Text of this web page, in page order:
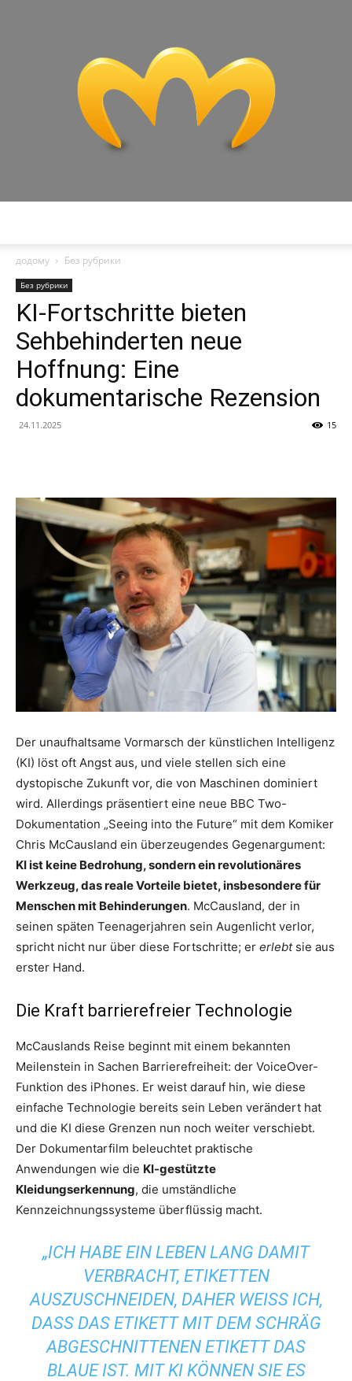
додому
Без рубрики
Без рубрики
KI-Fortschritte bieten
Sehbehinderten neue
Hoffnung: Eine
dokumentarische Rezension
24.11.2025 15
Der unaufhaltsame Vormarsch der künstlichen Intelligenz
(KI) löst oft Angst aus, und viele stellen sich eine
dystopische Zukunft vor, die von Maschinen dominiert
wird. Allerdings präsentiert eine neue BBC Two-
Dokumentation „Seeing into the Future“ mit dem Komiker
Chris McCausland ein überzeugendes Gegenargument:
KI ist keine Bedrohung, sondern ein revolutionäres
Werkzeug, das reale Vorteile bietet, insbesondere für
Menschen mit Behinderungen. McCausland, der in
seinen späten Teenagerjahren sein Augenlicht verlor,
spricht nicht nur über diese Fortschritte; er erlebtsie aus
erster Hand.
Die Kraft barrierefreier Technologie
McCauslands Reise beginnt mit einem bekannten
Meilenstein in Sachen Barrierefreiheit: der VoiceOver-
Funktion des iPhones. Er weist darauf hin, wie diese
einfache Technologie bereits sein Leben verändert hat
und die KI diese Grenzen nun noch weiter verschiebt.
Der Dokumentarfilm beleuchtet praktische
Anwendungen wie die KI-gestützte
Kleidungserkennung, die umständliche
Kennzeichnungssysteme überflüssig macht.
„ICH HABE EIN LEBEN LANG DAMIT
VERBRACHT, ETIKETTEN
AUSZUSCHNEIDEN, DAHER WEISS ICH, D
ASS DAS ETIKETT MIT DEM SCHRÄG A
BGESCHNITTENEN ETIKETT DAS B
LAUE IST. MIT KI KÖNNEN SIE ES E